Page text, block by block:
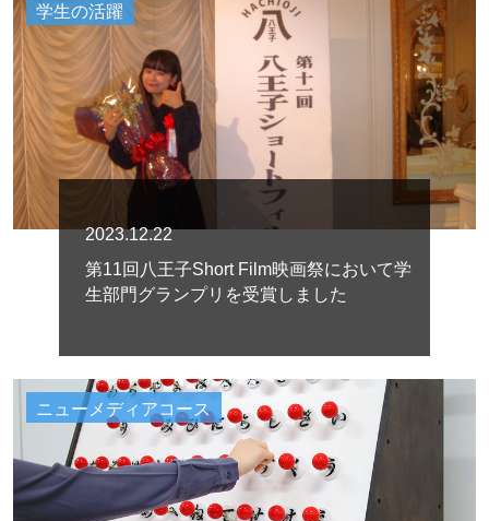
学生の活躍
2023.12.22
第11回八王子Short Film映画祭において学
生部門グランプリを受賞しました
ニューメディアコース